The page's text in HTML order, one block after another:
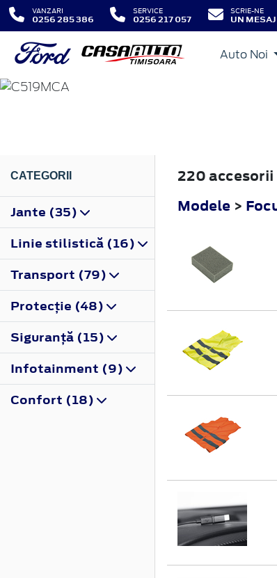
VANZARI
0256 285 386
SERVICE
0256 217 057
SCRIE-NE
UN MESAJ
Auto Noi
FOCUS
CATEGORII
Jante (35)
Linie stilistică (16)
Transport (79)
Protecţie (48)
Siguranţă (15)
Infotainment (9)
Confort (18)
220
Modele >